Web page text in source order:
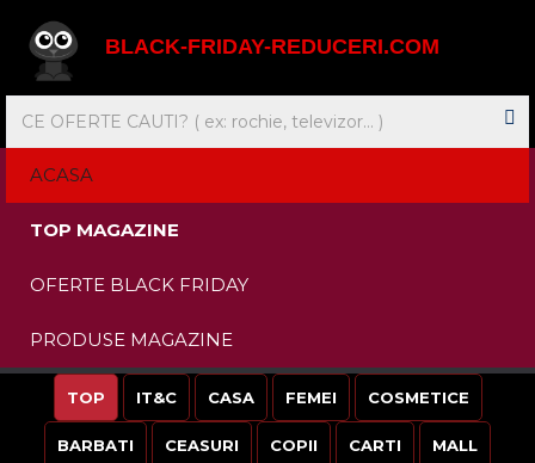
BLACK-FRIDAY-REDUCERI.COM
ACASA
TOP MAGAZINE
OFERTE BLACK FRIDAY
PRODUSE MAGAZINE
TOP IT&C CASA FEMEI COSMETICE
BARBATI CEASURI COPII CARTI MALL